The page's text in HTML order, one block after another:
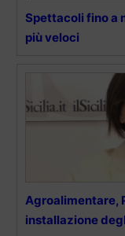
Spettacoli fino a
più veloci
Agroalimentare,
installazione